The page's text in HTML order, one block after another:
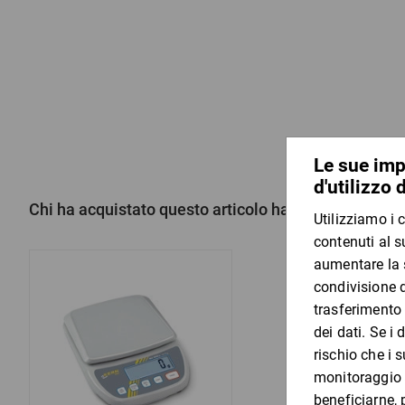
Chi ha acquistato questo articolo ha acquistato